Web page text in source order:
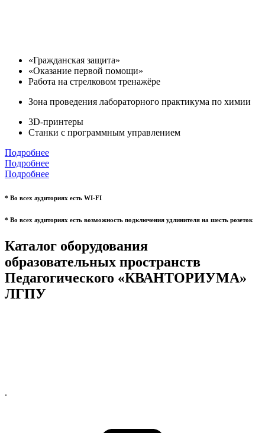
«Гражданская защита»
«Оказание первой помощи»
Работа на стрелковом тренажёре
Зона проведения лабораторного практикума по химии
3D-принтеры
Станки с программным управлением
Подробнее
Подробнее
Подробнее
* Во всех аудиториях есть WI-FI
* Во всех аудиториях есть возможность подключения удлинителя на шесть розеток
Каталог оборудования
образовательных пространств
Педагогического «КВАНТОРИУМА»
ЛГПУ
.